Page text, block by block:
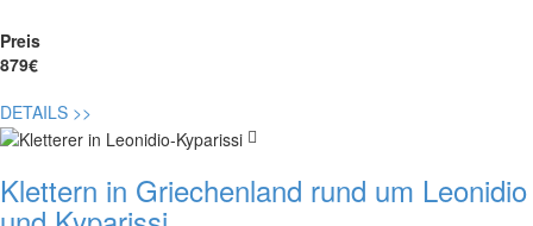
Preis
879€
DETAILS >>
Klettern in Griechenland rund um Leonidio